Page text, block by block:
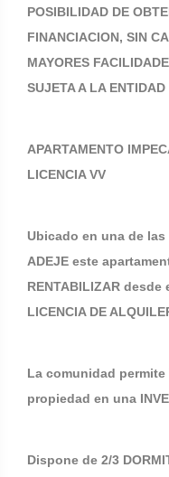
POSIBILIDAD DE
FINANCIACION, SIN
MAYORES
SUJETA A LA
APARTAMENTO
LICENCIA VV
Ubicado en una de
ADEJE este
RENTABILIZAR
LICENCIA DE
La comunidad
propiedad en una
Dispone de 2/3